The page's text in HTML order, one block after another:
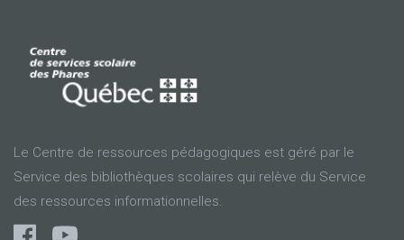
Le Centre de ressources pédagogiques est géré par le
Service des bibliothèques scolaires qui relève du Service
des ressources informationnelles.